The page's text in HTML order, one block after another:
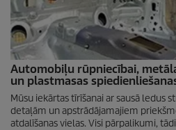
Automobiļu rūpniecībai,
un plastmasas
Mūsu iekārtas tīrīšanai ar sausā ledus
detaļām un apstrādājamajiem
atdalīšanas vielas. Visi pārpalikumi,